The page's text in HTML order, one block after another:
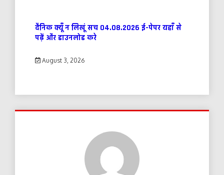
दैनिक क्यूँ न लिखूं सच 04.08.2026 ई-पेपर यहाँ से
पढ़ें और डाउनलोड करे
August 3, 2026